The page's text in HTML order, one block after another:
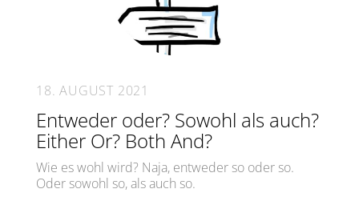
18. AUGUST 2021
Entweder oder? Sowohl als auch?
Either Or? Both And?
Wie es wohl wird? Naja, entweder so oder so.
Oder sowohl so, als auch so.